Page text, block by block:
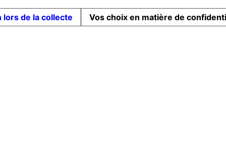
lors de la collecte Vos choix en matière de